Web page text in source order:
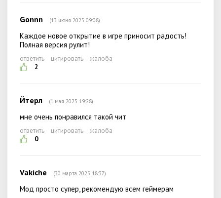
Gonnn (13 июня 2025 09:08)
Каждое новое открытие в игре приносит радость!
Полная версия рулит!
ответить цитировать
жалоба
2
Йтерл (1 мая 2025 19:28)
мне очень понравился такой чит
ответить цитировать
жалоба
0
Vakiche (30 марта 2025 18:37)
Мод просто супер, рекомендую всем геймерам